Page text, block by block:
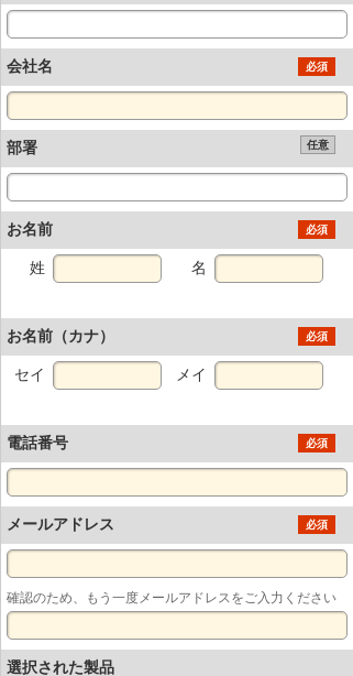
会社名 必須
部署 任意
お名前 必須
姓 名
お名前（カナ） 必須
セイ メイ
電話番号 必須
メールアドレス 必須
確認のため、もう一度メールアドレスをご入力ください
選択された製品